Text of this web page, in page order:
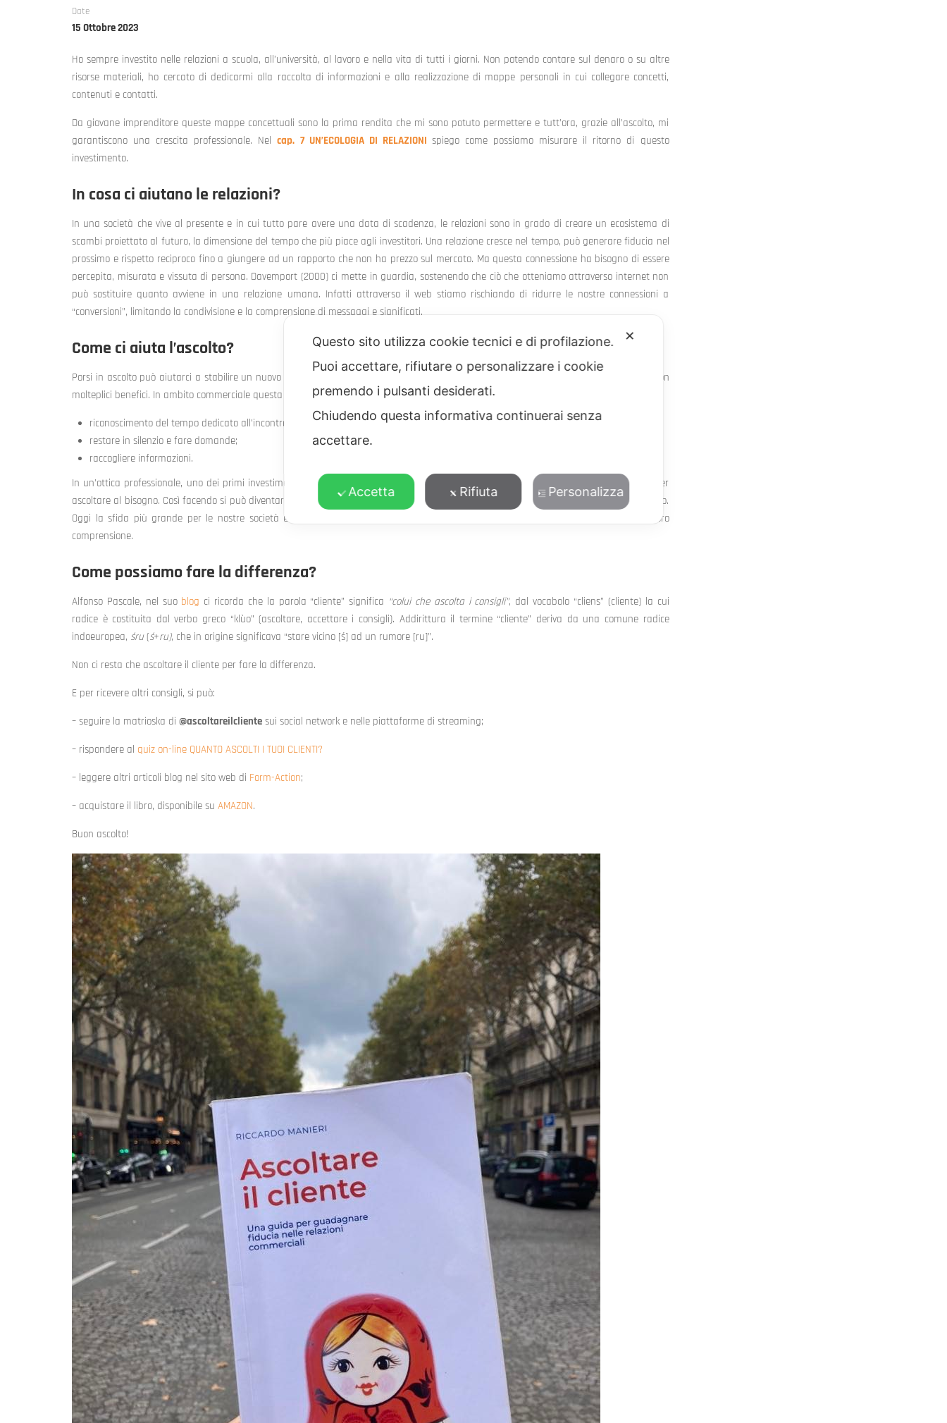
Date
15 Ottobre 2023
Ho sempre investito nelle relazioni a scuola, all’università, al lavoro e nella vita di tutti i giorni. Non potendo contare sul denaro o su altre
risorse materiali, ho cercato di dedicarmi alla raccolta di informazioni e alla realizzazione di mappe personali in cui collegare concetti,
contenuti e contatti.
Da giovane imprenditore queste mappe concettuali sono la prima rendita che mi sono potuto permettere e tutt’ora, grazie all’ascolto, mi
garantiscono una crescita professionale. Nelcap. 7 UN’ECOLOGIA DI RELAZIONI spiego come possiamo misurare il ritorno di questo
investimento.
In cosa ci aiutano le relazioni?
In una società che vive al presente e in cui tutto pare avere una data di scadenza, le relazioni sono in grado di creare un ecosistema di
scambi proiettato al futuro, la dimensione del tempo che più piace agli investitori. Una relazione cresce nel tempo, può generare fiducia nel
prossimo e rispetto reciproco fino a giungere ad un rapporto che non ha prezzo sul mercato. Ma questa connessione ha bisogno di essere
percepita, misurata e vissuta di persona. Davemport (2000) ci mette in guardia, sostenendo che ciò che otteniamo attraverso internet non
può sostituire quanto avviene in una relazione umana. Infatti attraverso il web stiamo rischiando di ridurre le nostre connessioni a
“conversioni”, limitando la condivisione e la comprensione di messaggi e significati.
Come ci aiuta l’ascolto?
Porsi in ascolto può aiutarci a stabilire un nuovo equilibrio nella gestione delle relazioni interpersonali e trasformarle in un patrimonio con
molteplici benefici. In ambito commerciale questa strategia di ascolto si traduce in:
riconoscimento del tempo dedicato all’incontro;
restare in silenzio e fare domande;
raccogliere informazioni.
In un’ottica professionale, uno dei primi investimenti da intraprendere è quello di circondarsi di fonti di informazioni attendibili, da poter
ascoltare al bisogno. Così facendo si può diventare un punto di riferimento per i clienti (e non solo) che cercano in noi conferme e sostegno.
Oggi la sfida più grande per le nostre società è quella di poter garantire a tutti un percorso di accesso alle informazioni e alla loro
comprensione.
Come possiamo fare la differenza?
Alfonso Pascale, nel suo blog ci ricorda che la parola “cliente”significa “colui che ascolta i consigli”, dal vocabolo “cliens” (cliente) la cui
radice è costituita dal verbo greco “klùo” (ascoltare, accettare i consigli). Addirittura il termine “cliente” deriva da una comune radice
indoeuropea, śru(ś+ru), che in origine significava “stare vicino [ś] ad un rumore [ru]”.
Non ci resta che ascoltare il cliente per fare la differenza.
E per ricevere altri consigli, si può:
– seguire la matrioska di @ascoltareilcliente sui social network e nelle piattaforme di streaming;
– rispondere al quiz on-line QUANTO ASCOLTI I TUOI CLIENTI?
– leggere altri articoli blog nel sito web di Form-Action;
– acquistare il libro, disponibile su AMAZON.
Buon ascolto!
✕
Questo sito utilizza cookie tecnici e di profilazione.
Puoi accettare, rifiutare o personalizzare i cookie
premendo i pulsanti desiderati.
Chiudendo questa informativa continuerai senza
accettare.
Accetta Rifiuta Personalizza